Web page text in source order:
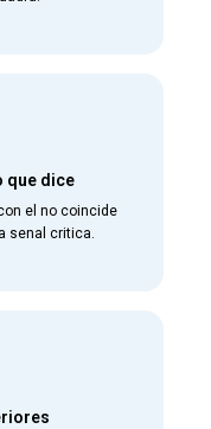
que dice
el no coincide
senal critica.